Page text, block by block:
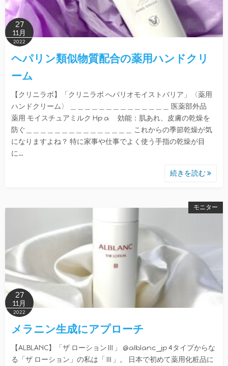
27
11月
2022
ヘパリン類似物質配合の薬用ハンドクリ
ーム
【クリニラボ】「クリニラボ へパリオモイストバリア」〈薬用
ハンドクリーム〉 ＿＿＿＿＿＿＿＿＿＿＿＿＿＿ 医薬部外品
薬用 モイスチュアミルク Hp a 効能：肌あれ、皮膚の乾燥を
防ぐ＿＿＿＿＿＿＿＿＿＿＿＿＿＿＿ これからの季節乾燥が気
になりますよね？ 特に家事や仕事でよく使う手指の乾燥が目
に…
続きを読む
モニター
27
11月
2022
メラニン生成にアプローチ
【ALBLANC】「ザ ローションⅢ」 @alblanc_jp 4タイプからな
る「ザ ローション」の私は「Ⅲ」。 日本で初めて薬用化粧品に